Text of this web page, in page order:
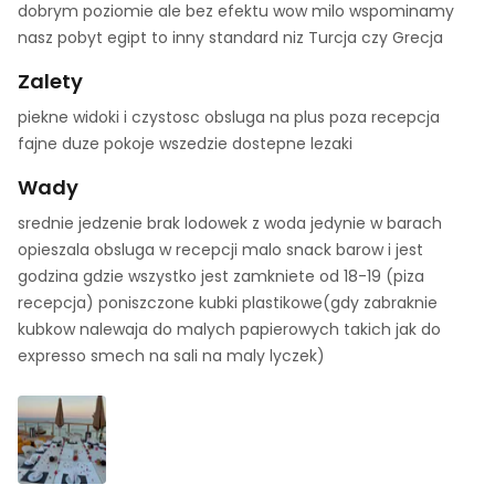
dobrym poziomie ale bez efektu wow milo wspominamy
nasz pobyt egipt to inny standard niz Turcja czy Grecja
Zalety
piekne widoki i czystosc obsluga na plus poza recepcja
fajne duze pokoje wszedzie dostepne lezaki
Wady
srednie jedzenie brak lodowek z woda jedynie w barach
opieszala obsluga w recepcji malo snack barow i jest
godzina gdzie wszystko jest zamkniete od 18-19 (piza
recepcja) poniszczone kubki plastikowe(gdy zabraknie
kubkow nalewaja do malych papierowych takich jak do
expresso smech na sali na maly lyczek)